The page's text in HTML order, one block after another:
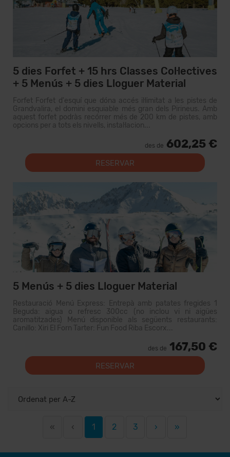
5 dies Forfet + 15 hrs Classes Col·lectives
+ 5 Menús + 5 dies Lloguer Material
Forfet Forfet d'esquí que dóna accés il·limitat a les pistes de
Grandvalira, el domini esquiable més gran dels Pirineus. Amb
aquest forfet podràs recórrer més de 200 km de pistes, amb
opcions per a tots els nivells, instal·lacion...
des de 602,25 €
RESERVAR
5 Menús + 5 dies Lloguer Material
Restauració Menú Express: Entrepà amb patates fregides 1
Beguda: aigua o refresc 300cc (no inclou vi ni aigües
aromatitzades) Menú disponible als següents restaurants:
Canillo: Xiri El Forn Tarter: Fun Food Riba Escorx...
des de 167,50 €
RESERVAR
« ‹ 1 2 3 › »